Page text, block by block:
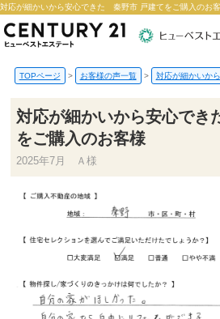
TOPページ > お客様の声一覧 > 対応が細かいか
対応が細かいから安心で
をご購入のお客様
2025年7月 Ａ様